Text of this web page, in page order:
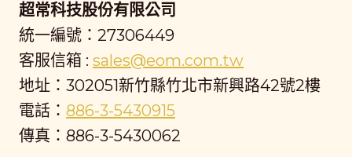
超常科技股份有限公司
統一編號：27306449
客服信箱 : sales@eom.com.tw
地址：302051新竹縣竹北市新興路42號2樓
電話： 886-3-5430915
傳真：886-3-5430062